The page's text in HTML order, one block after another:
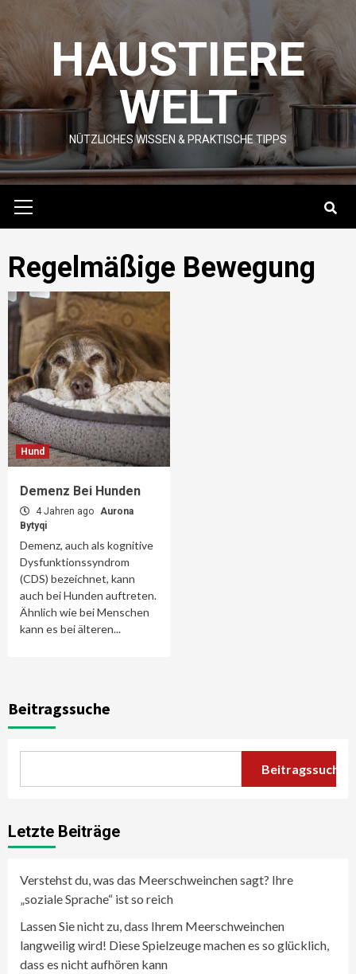
content HAUSTIERE
WELT
NÜTZLICHES WISSEN & PRAKTISCHE TIPPS
Menu
Regelmäßige Bewegung
Hund
Demenz Bei Hunden
4 Jahren ago Aurona
Bytyqi
Demenz, auch als kognitive
Dysfunktionssyndrom
(CDS) bezeichnet, kann
auch bei Hunden auftreten.
Ähnlich wie bei Menschen
kann es bei älteren...
Beitragssuche
Beitragssuche
Letzte Beiträge
Verstehst du, was das Meerschweinchen sagt? Ihre
„soziale Sprache“ ist so reich
Lassen Sie nicht zu, dass Ihrem Meerschweinchen
langweilig wird! Diese Spielzeuge machen es so glücklich,
dass es nicht aufhören kann